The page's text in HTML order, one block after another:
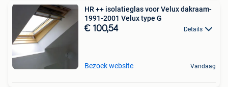
HR ++ isolatieglas voor Velux dakraam-
1991-2001 Velux type G
€ 100,54 Details
Bezoek website Vandaag